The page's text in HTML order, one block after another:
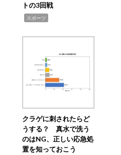
トの3回戦
スポーツ
クラゲに刺されたらど
うする？ 真水で洗う
のはNG、正しい応急処
置を知っておこう